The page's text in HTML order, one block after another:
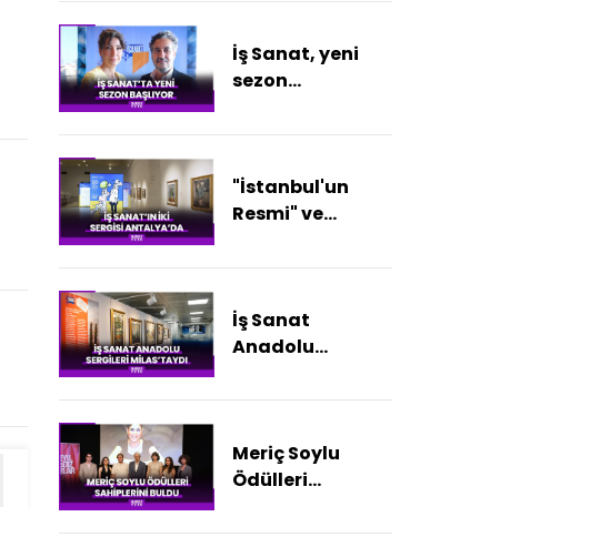
İş Sanat, yeni
sezon
konserle
"İstanbul'un
Resmi" ve
Latif Demirci"
Antalya'da
İş Sanat
Anadolu
Milas'taydı
Meriç Soylu
Ödülleri